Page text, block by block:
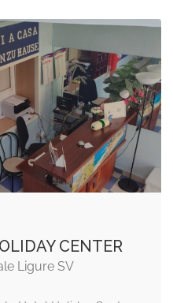
CENTER
Ligure SV